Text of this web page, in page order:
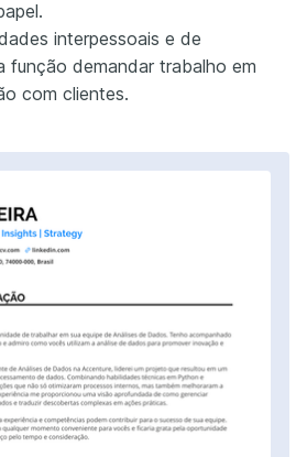
interpessoais e de
função demandar trabalho em
com clientes.